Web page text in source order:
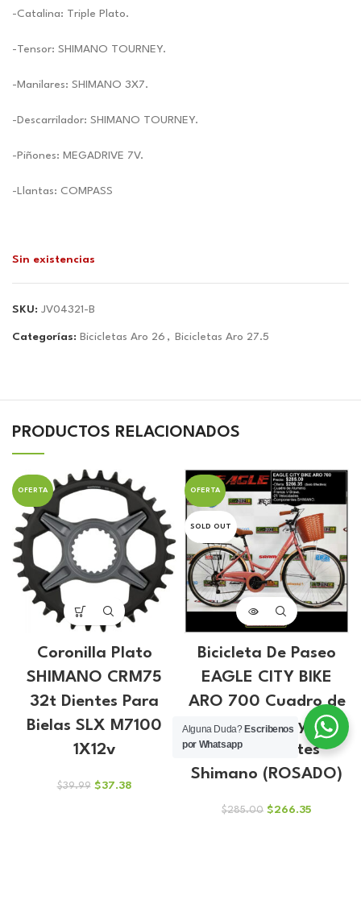
-Catalina: Triple Plato.
-Tensor: SHIMANO TOURNEY.
-Manilares: SHIMANO 3X7.
-Descarrilador: SHIMANO TOURNEY.
-Piñones: MEGADRIVE 7V.
-Llantas: COMPASS
Sin existencias
SKU: JV04321-B
Categorías: Bicicletas Aro 26 , Bicicletas Aro 27.5
PRODUCTOS RELACIONADOS
OFERTA
Coronilla Plato
SHIMANO CRM75
32t Dientes Para
Bielas SLX M7100
1X12v
$39.99 El
$37.38El
OFERTA
SOLD OUT
Bicicleta De Paseo
EAGLE CITY BIKE
ARO 700 Cuadro de
Aluminio y
Componentes
Shimano (ROSADO)
$285.00 El
$266.35
Alguna Duda? Escribenos
por Whatsapp